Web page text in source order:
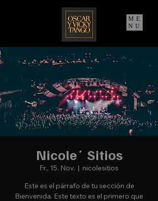
ME
NU
Nicole´ Sitios
Fr., 15. Nov.
  |
nicolesitios
Este es el párrafo de tu sección de
Bienvenida. Este texto es el primero que